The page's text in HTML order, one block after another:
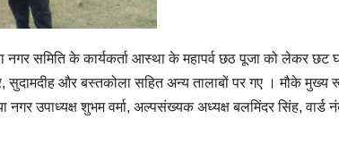
नगर समिति के कार्यकर्ता आस्था के महापर्व छठ पूजा को लेकर
सुदामदीह और बस्तकोला सहित अन्य तालाबों पर गए । मौके
नगर उपाध्यक्ष शुभम वर्मा, अल्पसंख्यक अध्यक्ष बलमिंदर सिंह,